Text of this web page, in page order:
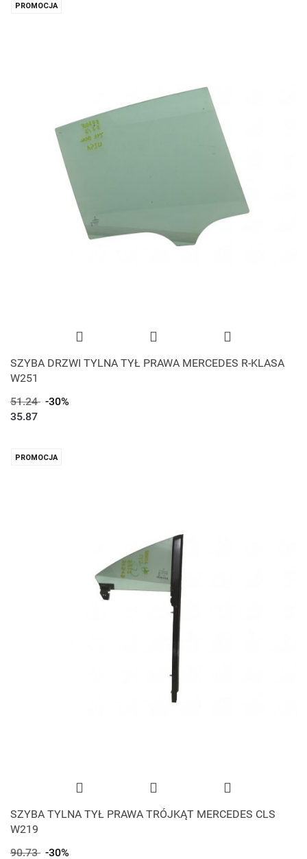
PROMOCJA
SZYBA DRZWI TYLNA TYŁ PRAWA MERCEDES R-KLASA
W251
51.24 -30%
35.87
PROMOCJA
SZYBA TYLNA TYŁ PRAWA TRÓJKĄT MERCEDES CLS
W219
90.73 -30%